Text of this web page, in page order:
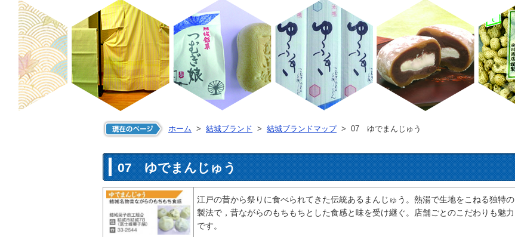
ホーム > 結城ブランド > 結城ブランドマップ > 07 ゆでまんじゅう
07 ゆでまんじゅう
江戸の昔から祭りに食べられてきた伝統あるまんじゅう。熱湯で生地をこねる独特の
製法で，昔ながらのもちもちとした食感と味を受け継ぐ。店舗ごとのこだわりも魅力
です。